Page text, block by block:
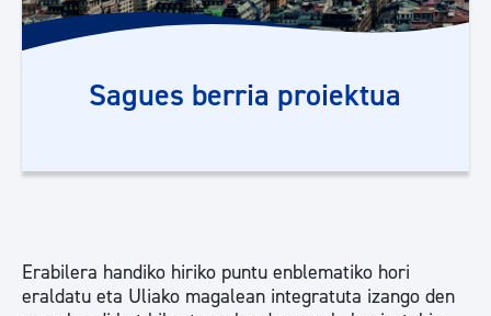
Sagues berria proiektua
Erabilera handiko hiriko puntu enblematiko hori
eraldatu eta Uliako magalean integratuta izango den